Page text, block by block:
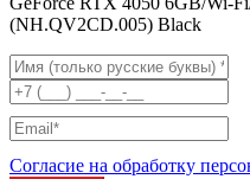
(NH.QV2CD.005) Black
Согласие на обработку